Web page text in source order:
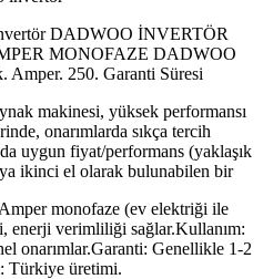
DADWOO İNVERTÖR
MONOFAZE DADWOO
250. Garanti Süresi
makinesi, yüksek performansı
onarımlarda sıkça tercih
uygun fiyat/performans (yaklaşık
ikinci el olarak bulunabilen bir
monofaze (ev elektriği ile
enerji verimliliği sağlar.Kullanım:
onarımlar.Garanti: Genellikle 1-2
Türkiye üretimi.